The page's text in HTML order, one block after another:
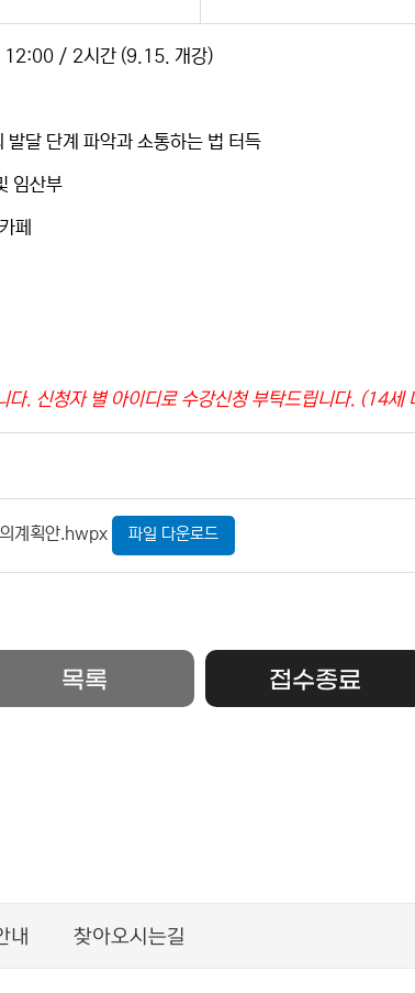
12:00 / 2시간 (9.15. 개강)
달 단계 파악과 소통하는 법 터득
임산부
페
. 신청자 별 아이디로 수강신청 부탁드립니다. (14세
계획안.hwpx 파일 다운로드
목록 접수종료
내 찾아오시는길